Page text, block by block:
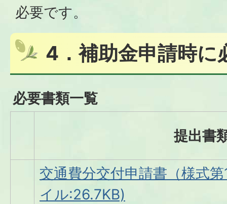
必要です。
4．補助金申請時に
必要書類一覧
提出書
交通費分交付申請書（様式
イル:26.7KB)